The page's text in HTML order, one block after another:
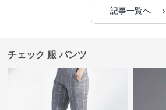
記事一覧へ ›
チェック 服 パンツ